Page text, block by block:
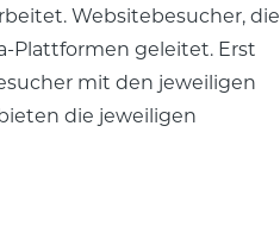
Websitebesucher, die
Plattformen geleitet. Erst
mit den jeweiligen
die jeweiligen